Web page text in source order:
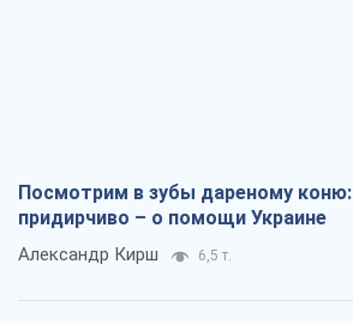
Посмотрим в зубы дареному коню:
придирчиво – о помощи Украине
Александр Кирш 6,5 т.